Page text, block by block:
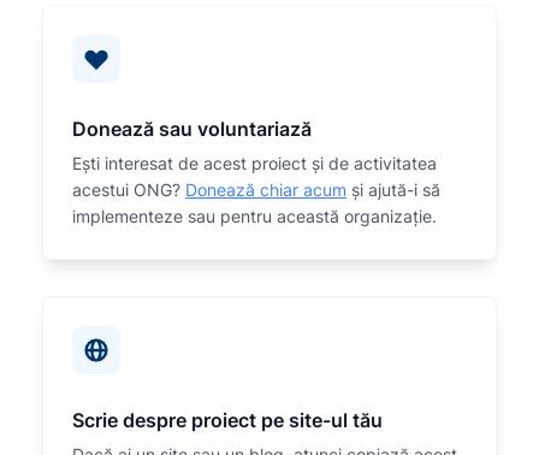
Donează sau voluntariază
Eşti interesat de acest proiect și de activitatea
acestui ONG? Donează chiar acum și ajută-i să
implementeze sau pentru această organizaţie.
Scrie despre proiect pe site-ul tău